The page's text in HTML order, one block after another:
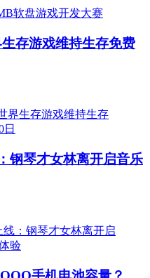
存游戏维持生存免费
钢琴才女林离开启音乐